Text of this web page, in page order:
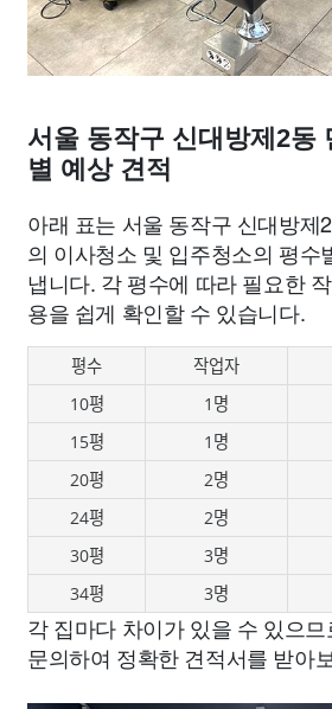
서울 동작구 신대방제2동
별 예상 견적
아래 표는 서울 동작구 신대방제
의 이사청소 및 입주청소의 평수
냅니다. 각 평수에 따라 필요한
용을 쉽게 확인할 수 있습니다.
평수 작업자
10평
1명
15평
1명
20평
2명
24평
2명
30평
3명
34평
3명
각 집마다 차이가 있을 수 있으
문의하여 정확한 견적서를 받아